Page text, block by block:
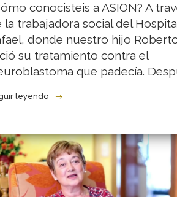
conocisteis a ASION? A
la trabajadora social del
donde nuestro hijo
su tratamiento contra el
que padecía.
leyendo